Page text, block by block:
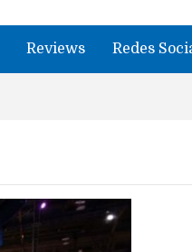
Reviews Redes